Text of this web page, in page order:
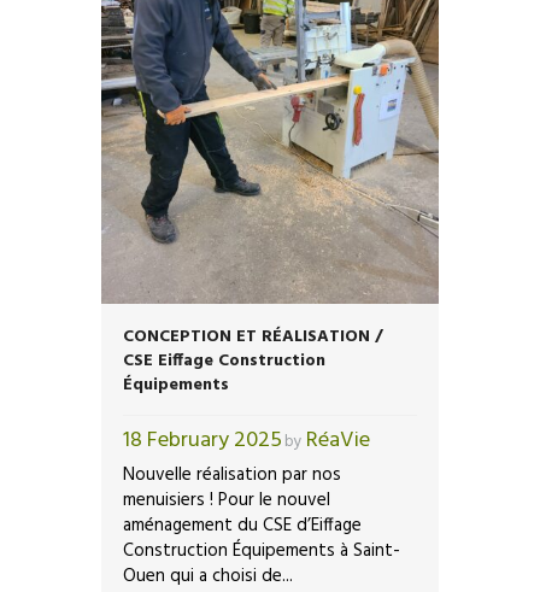
CONCEPTION ET RÉALISATION /
CSE Eiffage Construction
Équipements
18 February 2025by RéaVie
Nouvelle réalisation par nos
menuisiers ! Pour le nouvel
aménagement du CSE d’Eiffage
Construction Équipements à Saint-
Ouen qui a choisi de...